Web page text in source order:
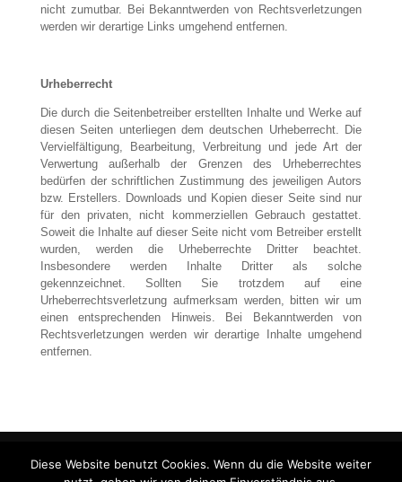
nicht zumutbar. Bei Bekanntwerden von Rechtsverletzungen
werden wir derartige Links umgehend entfernen.
Urheberrecht
Die durch die Seitenbetreiber erstellten Inhalte und Werke auf
diesen Seiten unterliegen dem deutschen Urheberrecht. Die
Vervielfältigung, Bearbeitung, Verbreitung und jede Art der
Verwertung außerhalb der Grenzen des Urheberrechtes
bedürfen der schriftlichen Zustimmung des jeweiligen Autors
bzw. Erstellers. Downloads und Kopien dieser Seite sind nur
für den privaten, nicht kommerziellen Gebrauch gestattet.
Soweit die Inhalte auf dieser Seite nicht vom Betreiber erstellt
wurden, werden die Urheberrechte Dritter beachtet.
Insbesondere werden Inhalte Dritter als solche
gekennzeichnet. Sollten Sie trotzdem auf eine
Urheberrechtsverletzung aufmerksam werden, bitten wir um
einen entsprechenden Hinweis. Bei Bekanntwerden von
Rechtsverletzungen werden wir derartige Inhalte umgehend
entfernen.
Wetter Kontakt
Impressum
Diese Website benutzt Cookies. Wenn du die Website weiter